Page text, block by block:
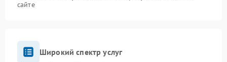
сайте
Широкий спектр услуг